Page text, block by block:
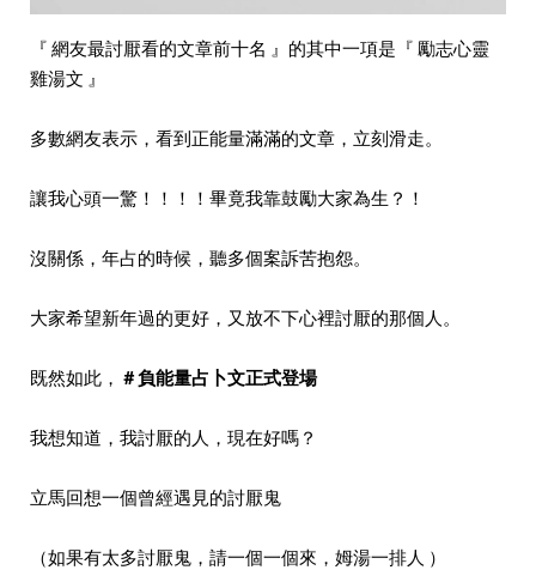
『 網友最討厭看的文章前十名 』的其中一項是『 勵志心靈
雞湯文 』
多數網友表示，看到正能量滿滿的文章，立刻滑走。
讓我心頭一驚！！！！畢竟我靠鼓勵大家為生？！
沒關係，年占的時候，聽多個案訴苦抱怨。
大家希望新年過的更好，又放不下心裡討厭的那個人。
既然如此， ＃負能量占卜文正式登場
我想知道，我討厭的人，現在好嗎？
立馬回想一個曾經遇見的討厭鬼
（如果有太多討厭鬼，請一個一個來，姆湯一排人 ）